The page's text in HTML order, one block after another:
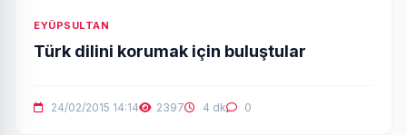
EYÜPSULTAN
Türk dilini korumak için buluştular
24/02/2015 14:14 2397 4 dk 0